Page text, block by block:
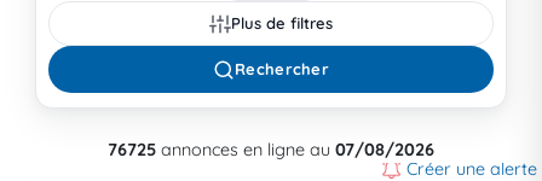
Plus de filtres
Rechercher
76725 annonces en ligne au 07/08/2026
Créer une alerte